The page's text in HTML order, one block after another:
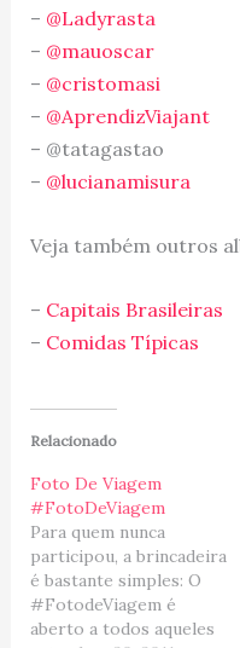
– @Ladyrasta
– @mauoscar
– @cristomasi
– @AprendizViajant
– @tatagastao
– @lucianamisura
Veja também outros
– Capitais Brasileiras
– Comidas Típicas
Relacionado
Foto De Viagem
#FotoDeViagem
Para quem nunca
participou, a brincadeira
é bastante simples: O
#FotodeViagem é
aberto a todos aqueles